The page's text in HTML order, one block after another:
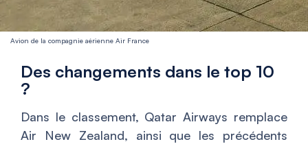
Avion de la compagnie aérienne Air France
Des changements dans le top 10
?
Dans le classement, Qatar Airways remplace
Air New Zealand, ainsi que les précédents